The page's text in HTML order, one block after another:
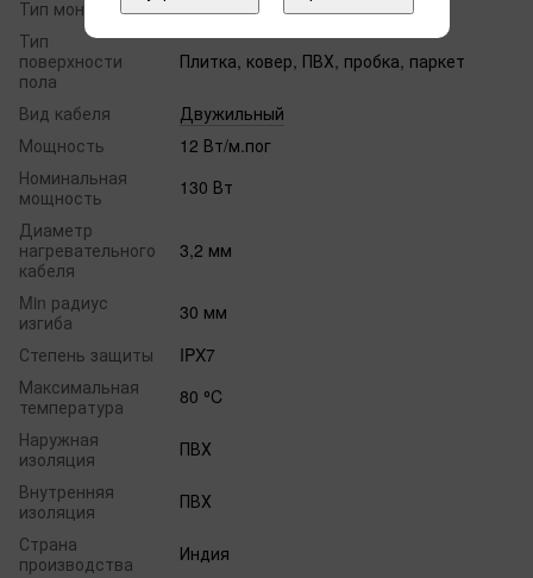
Тип монтажа
В стяжку
Тип
поверхности
пола
Плитка, ковер, ПВХ, пробка, паркет
Вид кабеля
Двужильный
Мощность
12 Вт/м.пог
Номинальная
мощность
130 Вт
Диаметр
нагревательного
кабеля
3,2 мм
Min радиус
изгиба
30 мм
Степень защиты
IPX7
Максимальная
температура
80 ⁰C
Наружная
изоляция
ПВХ
Внутренняя
изоляция
ПВХ
Страна
производства
Индия